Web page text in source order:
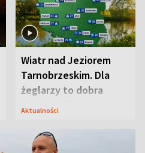
Wiatr nad Jeziorem
Tarnobrzeskim. Dla
żeglarzy to dobra
wiadomość
Aktualności